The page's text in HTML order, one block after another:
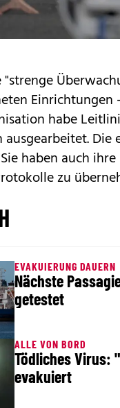
Einrichtungen
habe
haben auch
zu
EVAKUIERUNG DAUERN
Nächste
getestet
ALLE VON BORD
Tödliches Virus:
evakuiert